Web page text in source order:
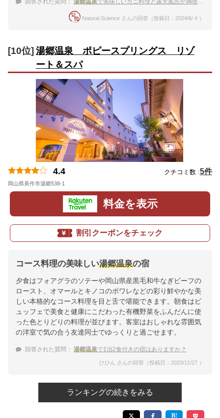
回答された質問： 湯郷温泉で美味しいカニ料理と露天風呂が満喫できるおすすめの旅館・ホテルは？
Natural Science さんの回答（投稿日：2024/6/ 4 ）
[10位]湯郷温泉 ポピースプリングス リゾ
ート＆スパ
4.4 クチコミ数 :5件
岡山県美作市湯郷538-1
料金を表示
割引クーポンをチェック
コース料理の美味しい湯郷温泉の宿
夕食はフォアグラのソテーや岡山県産黒毛和牛なぎビーフの
ロースト、オマールとキノコのポワレなどの彩り鮮やかな美
しい本格的なコース料理を目と舌で堪能できます。朝食はビ
ュッフェで美食と健康にこだわった有機野菜をふんだんに使
った色とりどりの料理が並びます。客室はおしゃれな雰囲気
の洋室で気の合う友達同士でゆっくりと過ごせます。
回答された質問： 湯郷温泉で1泊2食付きの宿はありますか？
ひひん さんの回答（投稿日：2023/11/27 ）
ランキングの続きをみる